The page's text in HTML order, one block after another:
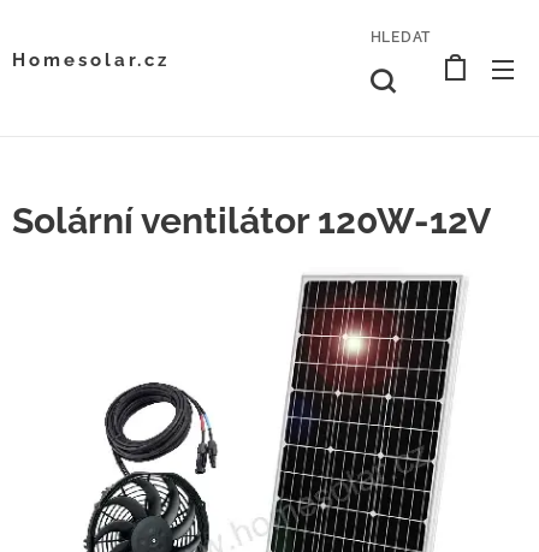
Homesolar.cz
HLEDAT
Solární ventilátor 120W-12V